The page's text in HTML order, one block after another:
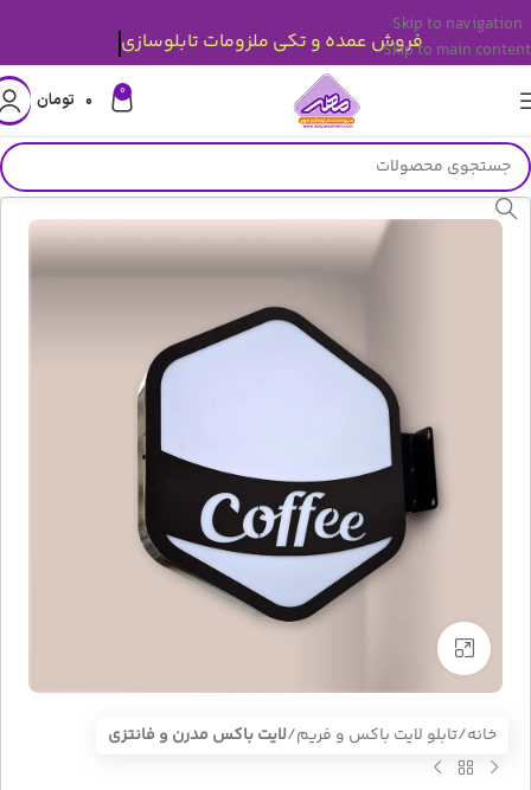
Skip to navigation
Skip to main content
0 ۰ تومان
بزرگنمایی تصویر
خانه تابلو لایت باکس و فریم لایت باکس مدرن و فانتزی
فروش عمده و تکی ملزومات تابلوسازی